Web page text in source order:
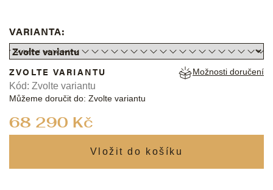
VARIANTA:
68 290 Kč
ZVOLTE VARIANTU
Můžeme doručit do: Zvolte variantu
Možnosti doručení
Kód: Zvolte variantu